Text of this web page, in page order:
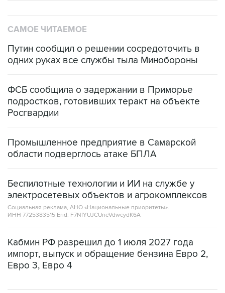
САМОЕ ЧИТАЕМОЕ
Путин сообщил о решении сосредоточить в
одних руках все службы тыла Минобороны
ФСБ сообщила о задержании в Приморье
подростков, готовивших теракт на объекте
Росгвардии
Промышленное предприятие в Самарской
области подверглось атаке БПЛА
Беспилотные технологии и ИИ на службе у
электросетевых объектов и агрокомплексов
Социальная реклама, АНО «Национальные приоритеты».
ИНН 7725383515 Erid: F7NfYUJCUneVdwcydK6A
Кабмин РФ разрешил до 1 июля 2027 года
импорт, выпуск и обращение бензина Евро 2,
Евро 3, Евро 4